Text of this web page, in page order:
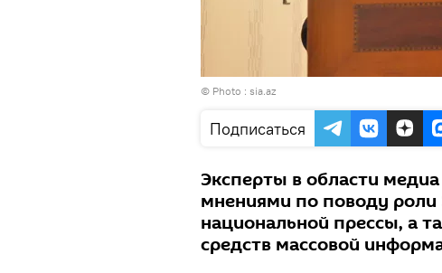
© Photo : sia.az
Подписаться
Эксперты в области
мнениями по поводу роли
национальной прессы, а
средств массовой